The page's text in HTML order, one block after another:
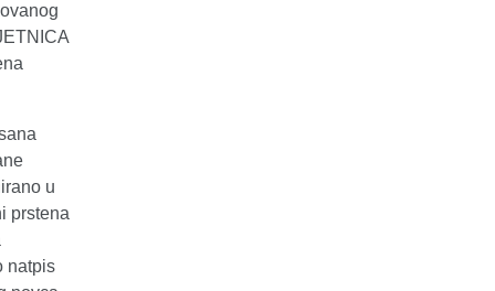
u
prstena
natpis